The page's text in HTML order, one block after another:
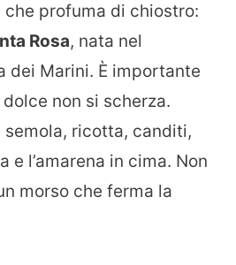
che profuma di chiostro:
Rosa, nata nel
dei Marini. È importante
non si scherza.
ricotta, canditi,
e l’amarena in cima. Non
morso che ferma la